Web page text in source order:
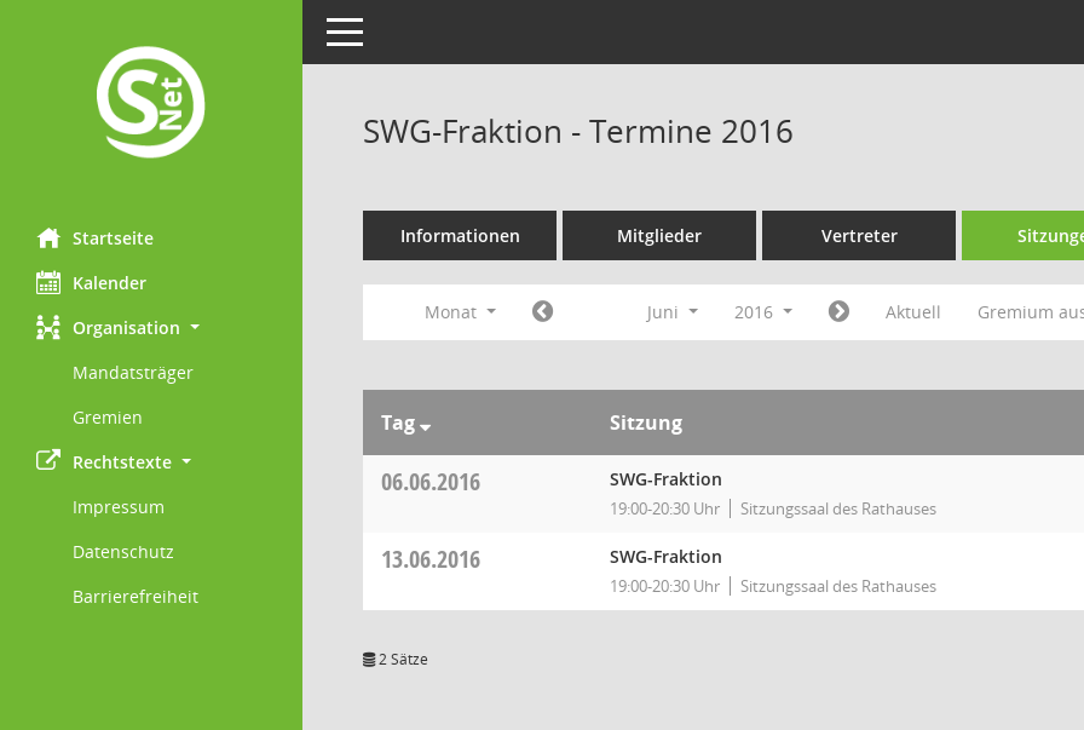
Startseite
Kalender
Organisation
Mandatsträger
Gremien
Rechtstexte
Impressum
Datenschutz
Barrierefreiheit
Toggle navigation
SWG-Fraktion - Termine 2016
Informationen Mitglieder Vertreter
Monat Juni 2016 Aktuell Gremium
Tag Sitzung
06.06.2016 SWG-Fraktion
19:00-20:30 Uhr Sitzungssaal des Rathauses
13.06.2016 SWG-Fraktion
19:00-20:30 Uhr Sitzungssaal des Rathauses
2 Sätze